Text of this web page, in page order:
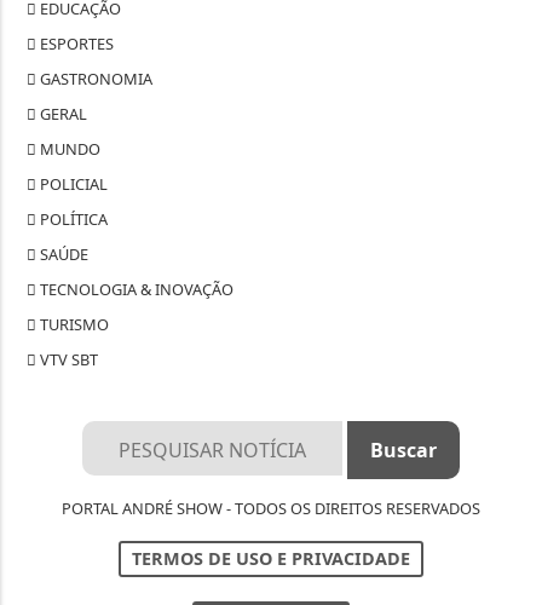
EDUCAÇÃO
ESPORTES
GASTRONOMIA
GERAL
MUNDO
POLICIAL
POLÍTICA
SAÚDE
TECNOLOGIA & INOVAÇÃO
TURISMO
VTV SBT
PORTAL ANDRÉ SHOW - TODOS OS DIREITOS RESERVADOS
TERMOS DE USO E PRIVACIDADE